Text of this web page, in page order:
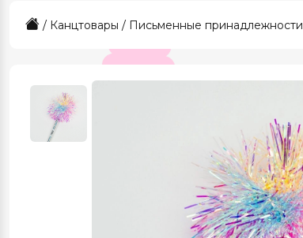
Все для праздника
Для еды и напитков
Игрушки и игры
/ Канцтовары / Письменные принадлежности